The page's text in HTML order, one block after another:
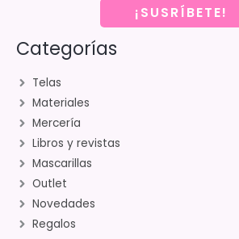
¡SUSRÍBETE!
Categorías
Telas
Materiales
Mercería
Libros y revistas
Mascarillas
Outlet
Novedades
Regalos